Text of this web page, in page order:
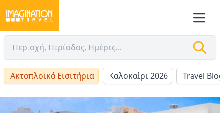
Ακτοπλοϊκά Εισιτήρια Καλοκαίρι 2026 Travel